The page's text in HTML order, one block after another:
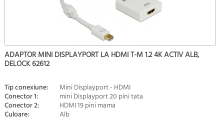
ADAPTOR MINI DISPLAYPORT LA HDMI T-M 1.2 4K ACTIV ALB,
DELOCK 62612
Tip conexiune: Mini Displayport - HDMI
Conector 1: mini Displayport 20 pini tata
Conector 2: HDMI 19 pini mama
Culoare: Alb